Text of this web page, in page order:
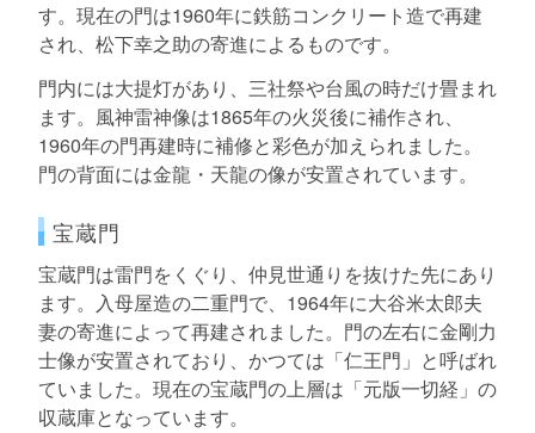
す。現在の門は1960年に鉄筋コンクリート造で再建
され、松下幸之助の寄進によるものです。
門内には大提灯があり、三社祭や台風の時だけ畳まれ
ます。風神雷神像は1865年の火災後に補作され、
1960年の門再建時に補修と彩色が加えられました。
門の背面には金龍・天龍の像が安置されています。
宝蔵門
宝蔵門は雷門をくぐり、仲見世通りを抜けた先にあり
ます。入母屋造の二重門で、1964年に大谷米太郎夫
妻の寄進によって再建されました。門の左右に金剛力
士像が安置されており、かつては「仁王門」と呼ばれ
ていました。現在の宝蔵門の上層は「元版一切経」の
収蔵庫となっています。